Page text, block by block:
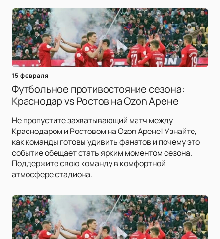
15 февраля
Футбольное противостояние сезона:
Краснодар vs Ростов на Ozon Арене
Не пропустите захватывающий матч между
Краснодаром и Ростовом на Ozon Арене! Узнайте,
как команды готовы удивить фанатов и почему это
событие обещает стать ярким моментом сезона.
Поддержите свою команду в комфортной
атмосфере стадиона.